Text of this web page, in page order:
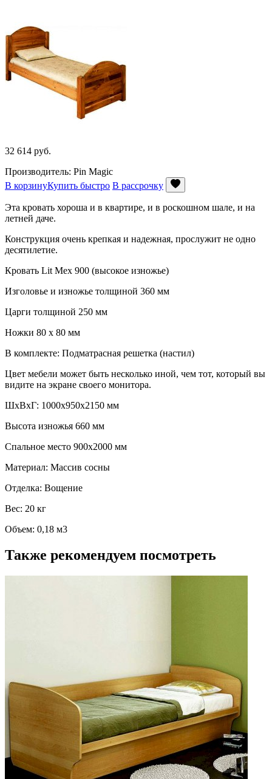
32 614 руб.
Производитель: Pin Magic
В корзинуКупить быстро В рассрочку
Эта кровать хороша и в квартире, и в роскошном шале, и на
летней даче.
Конструкция очень крепкая и надежная, прослужит не одно
десятилетие.
Кровать Lit Mex 900 (высокое изножье)
Изголовье и изножье толщиной 360 мм
Царги толщиной 250 мм
Ножки 80 х 80 мм
В комплекте: Подматрасная решетка (настил)
Цвет мебели может быть несколько иной, чем тот, который вы
видите на экране своего монитора.
ШxВхГ: 1000х950х2150 мм
Высота изножья 660 мм
Спальное место 900х2000 мм
Материал: Массив сосны
Отделка: Вощение
Вес: 20 кг
Объем: 0,18 м3
Также рекомендуем посмотреть